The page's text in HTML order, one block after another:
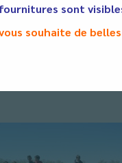
sont
souhaite de
du Cœur Scolaires
épreuves
tête et les jambes ».